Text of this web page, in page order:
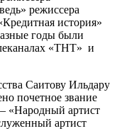
режиссера
история»
годы были
«ТНТ» и
Саитову Ильдару
почетное звание
«Народный артист
артист